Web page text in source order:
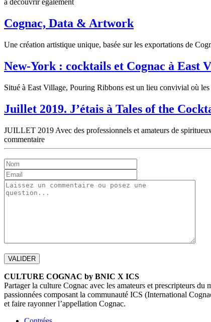
à découvrir également
Cognac, Data & Artwork
Une création artistique unique, basée sur les exportations de
New-York : cocktails et Cognac à East
Situé à East Village, Pouring Ribbons est un lieu convivial où les
Juillet 2019. J’étais à Tales of the
JUILLET 2019 Avec des professionnels et amateurs de
commentaire
CULTURE COGNAC by BNIC X ICS
Partager la culture Cognac avec les amateurs et prescripteurs
passionnées composant la communauté ICS (International
et faire rayonner l’appellation Cognac.